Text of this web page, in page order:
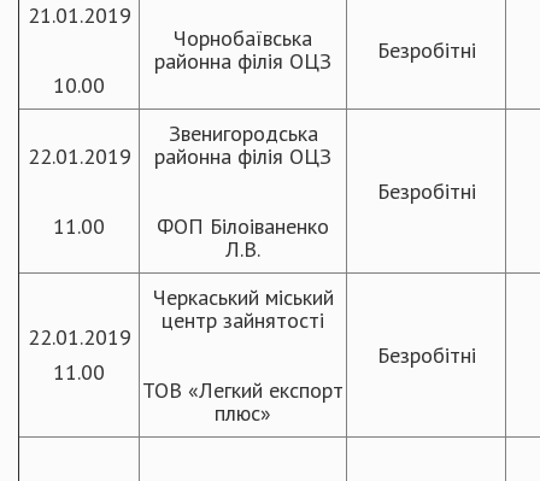
21.01.2019
10.00
Чорнобаївська
районна філія ОЦЗ
Безробітні
22.01.2019
11.00
Звенигородська
районна філія ОЦЗ
ФОП Білоіваненко
Л.В.
Безробітні
22.01.2019
11.00
Черкаський міський
центр зайнятості
ТОВ «Легкий експорт
плюс»
Безробітні